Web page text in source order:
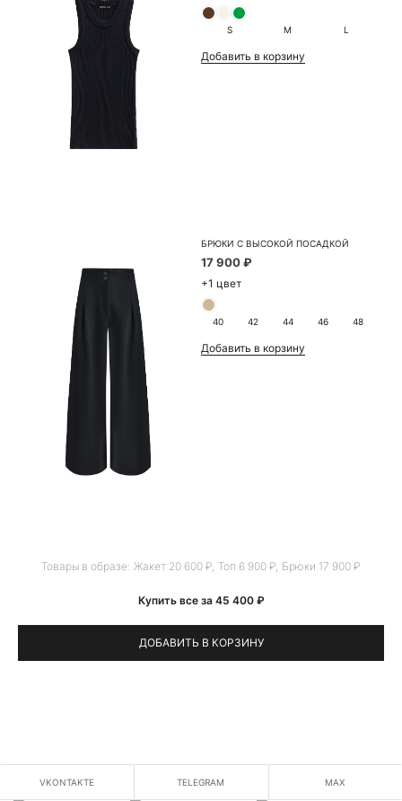
S M L
Добавить в корзину
БРЮКИ С ВЫСОКОЙ ПОСАДКОЙ
17 900 ₽
+1 цвет
40 42 44 46 48
Добавить в корзину
Товары в образе: Жакет 20 600 ₽ Топ 6 900 ₽ Брюки 17 900 ₽
Купить все за 45 400 ₽
ДОБАВИТЬ В КОРЗИНУ
VKONTAKTE TELEGRAM MAX